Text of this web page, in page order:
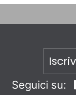
Seguici su: